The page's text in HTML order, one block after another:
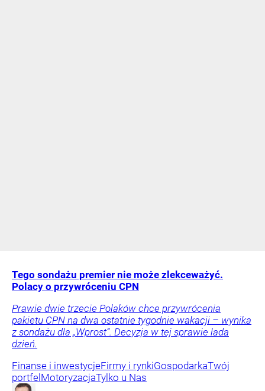
Tego sondażu premier nie może zlekceważyć.
Polacy o przywróceniu CPN
Prawie dwie trzecie Polaków chce przywrócenia
pakietu CPN na dwa ostatnie tygodnie wakacji – wynika
z sondażu dla „Wprost”. Decyzja w tej sprawie lada
dzień.
Finanse i inwestycjeFirmy i rynkiGospodarkaTwój
portfel MotoryzacjaTylko u Nas